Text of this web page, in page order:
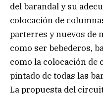
del barandal y su
colocación de
parterres y nuevos de
como ser bebederos,
como la colocación de
pintado de todas las
La propuesta del